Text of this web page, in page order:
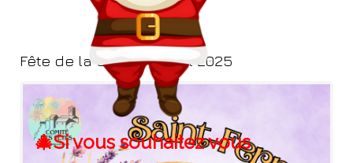
🎄Si vous souhaitez vous
Fête de la Saint-Ferréol 2025